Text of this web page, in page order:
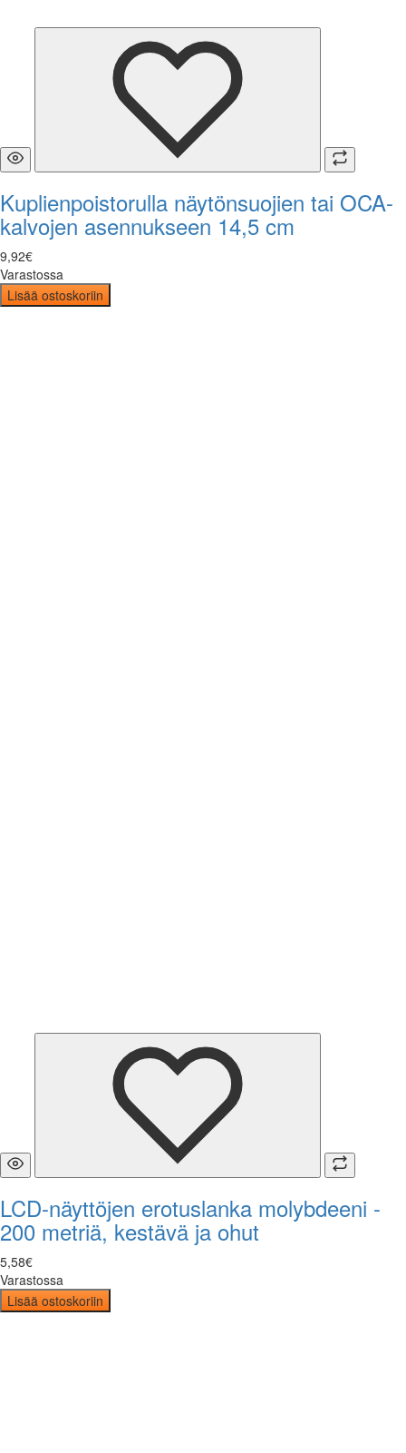
Kuplienpoistorulla näytönsuojien tai OCA-
kalvojen asennukseen 14,5 cm
9,92€
Varastossa
Lisää ostoskoriin
LCD-näyttöjen erotuslanka molybdeeni -
200 metriä, kestävä ja ohut
5,58€
Varastossa
Lisää ostoskoriin